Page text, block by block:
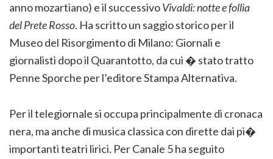
anno mozartiano) e il successivoVivaldi: notte e follia
del Prete Rosso. Ha scritto un saggio storico per il
Museo del Risorgimento di Milano: Giornali e
giornalisti dopo il Quarantotto, da cui � stato tratto
Penne Sporche per l’editore Stampa Alternativa.
Per il telegiornale si occupa principalmente di cronaca
nera, ma anche di musica classica con dirette dai pi�
importanti teatri lirici. Per Canale 5 ha seguito